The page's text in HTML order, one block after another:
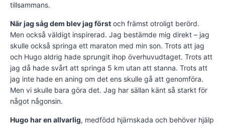
tillsammans.
När jag såg dem blev jag först och främst otroligt berörd.
Men också väldigt inspirerad. Jag bestämde mig direkt – jag
skulle också springa ett maraton med min son. Trots att jag
och Hugo aldrig hade sprungit ihop överhuvudtaget. Trots att
jag då hade svårt att springa 5 km utan att stanna. Trots att
jag inte hade en aning om det ens skulle gå att genomföra.
Men vi skulle bara göra det. Jag har sällan känt så starkt för
något någonsin.
Hugo har en allvarlig, medfödd hjärnskada och behöver hjälp